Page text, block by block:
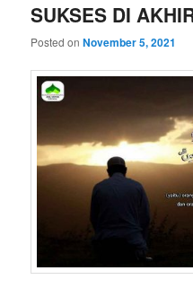
SUKSES DI
Posted onNovember 5, 2021